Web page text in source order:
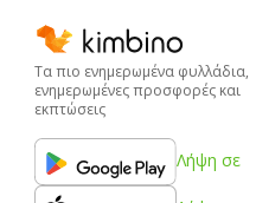
Τα πιο ενημερωμένα φυλλάδια,
ενημερωμένες προσφορές και
εκπτώσεις
Λήψη σε